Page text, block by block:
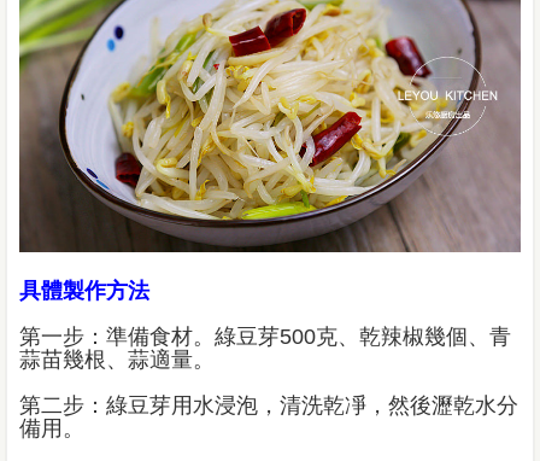
具體製作方法
第一步：準備食材。綠豆芽500克、乾辣椒幾個、青
蒜苗幾根、蒜適量。
第二步：綠豆芽用水浸泡，清洗乾凈，然後瀝乾水分
備用。